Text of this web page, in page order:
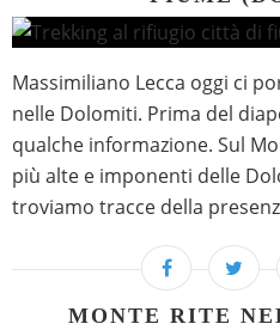
Massimiliano Lecca oggi ci
nelle Dolomiti. Prima del
qualche informazione. Sul
più alte e imponenti delle
troviamo tracce della
MONTE RITE